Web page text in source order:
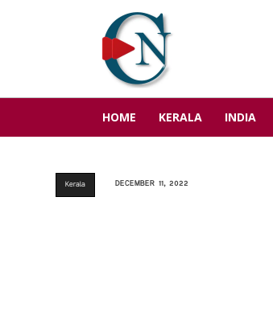
HOME KERALA INDIA
Kerala DECEMBER 11, 2022